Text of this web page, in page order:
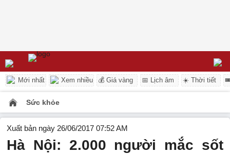
Mới nhất Xem nhiều 💰 Giá vàng 📅 Lịch âm ☀️ Thời tiết
Sức khỏe
Xuất bản ngày 26/06/2017 07:52 AM
Hà Nội: 2.000 người mắc sốt